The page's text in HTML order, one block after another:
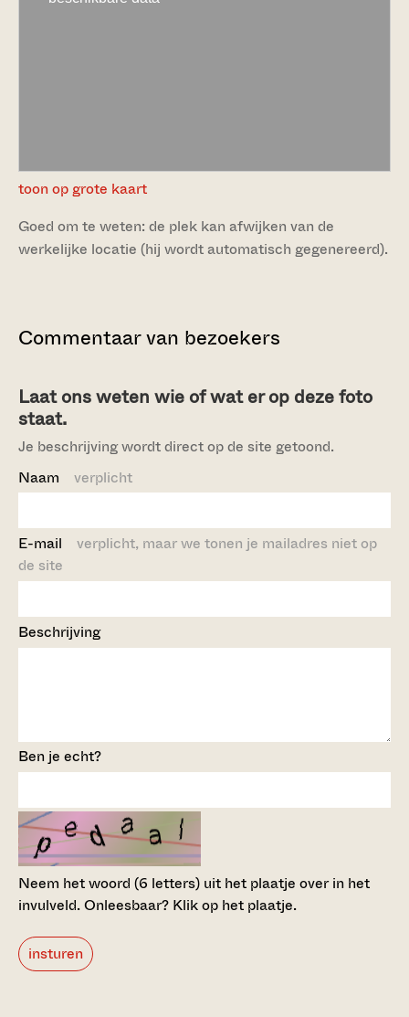
toon op grote kaart
Goed om te weten: de plek kan afwijken van de
werkelijke locatie (hij wordt automatisch gegenereerd).
Commentaar van bezoekers
Laat ons weten wie of wat er op deze foto
staat.
Je beschrijving wordt direct op de site getoond.
Naam verplicht
E-mail verplicht, maar we tonen je mailadres niet op
de site
Beschrijving
Ben je echt?
Neem het woord (6 letters) uit het plaatje over in het
invulveld.Onleesbaar? Klik op het plaatje.
insturen